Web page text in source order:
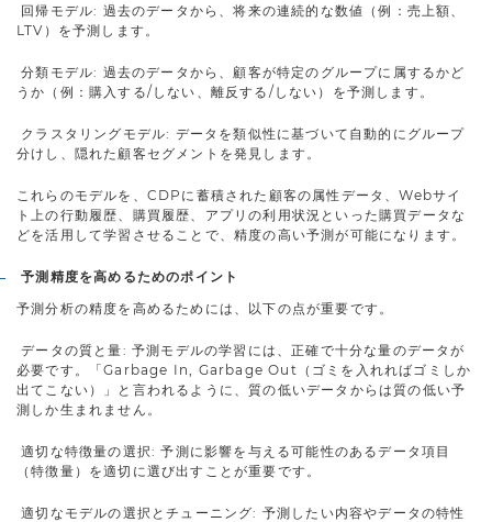
回帰モデル: 過去のデータから、将来の連続的な数値（例：売上額、
LTV）を予測します。
分類モデル: 過去のデータから、顧客が特定のグループに属するかど
うか（例：購入する/しない、離反する/しない）を予測します。
クラスタリングモデル: データを類似性に基づいて自動的にグループ
分けし、隠れた顧客セグメントを発見します。
これらのモデルを、CDPに蓄積された顧客の属性データ、Webサイ
ト上の行動履歴、購買履歴、アプリの利用状況といった購買データな
どを活用して学習させることで、精度の高い予測が可能になります。
予測精度を高めるためのポイント
予測分析の精度を高めるためには、以下の点が重要です。
データの質と量: 予測モデルの学習には、正確で十分な量のデータが
必要です。「Garbage In, Garbage Out（ゴミを入れればゴミしか
出てこない）」と言われるように、質の低いデータからは質の低い予
測しか生まれません。
適切な特徴量の選択: 予測に影響を与える可能性のあるデータ項目
（特徴量）を適切に選び出すことが重要です。
適切なモデルの選択とチューニング: 予測したい内容やデータの特性